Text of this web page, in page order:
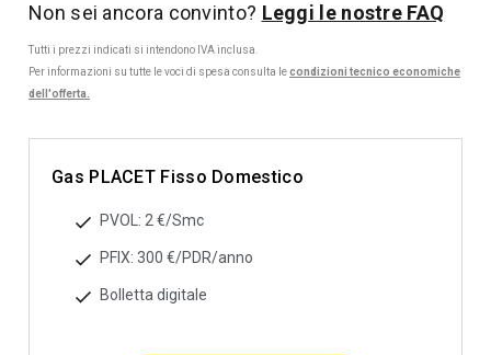
Non sei ancora convinto? Leggi le nostre FAQ
Tutti i prezzi indicati si intendono IVA inclusa.
Per informazioni su tutte le voci di spesa consulta lecondizioni tecnico economiche
dell'offerta.
Gas PLACET Fisso Domestico
PVOL: 2 €/Smc
PFIX: 300 €/PDR/anno
Bolletta digitale